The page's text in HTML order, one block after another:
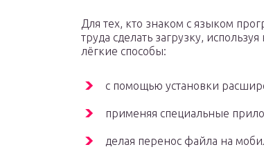
Для тех, кто знаком с языком
труда сделать загрузку,
лёгкие способы:
с помощью установки
применяя специальные
делая перенос файла на